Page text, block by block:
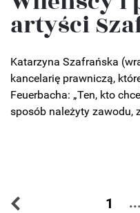
artyści
Katarzyna Szafrańska
kancelarię prawniczą,
Feuerbacha: „Ten, kto
sposób należyty zawodu,
1 ...